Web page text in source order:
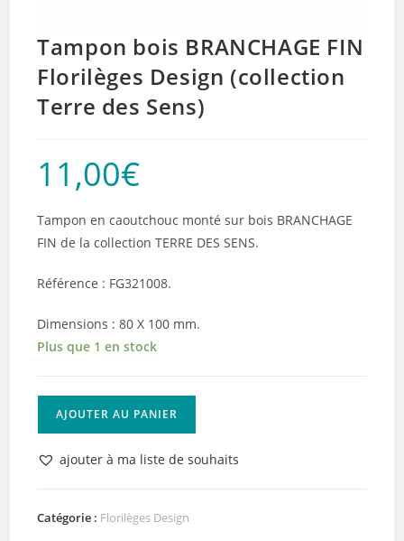
Tampon bois BRANCHAGE FIN
Florilèges Design (collection
Terre des Sens)
11,00€
Tampon en caoutchouc monté sur bois BRANCHAGE
FIN de la collection TERRE DES SENS.
Référence : FG321008.
Dimensions : 80 X 100 mm.
Plus que 1 en stock
Tampon
FIN
AJOUTER AU PANIER
ajouter à ma liste de souhaits
Catégorie : Florilèges Design